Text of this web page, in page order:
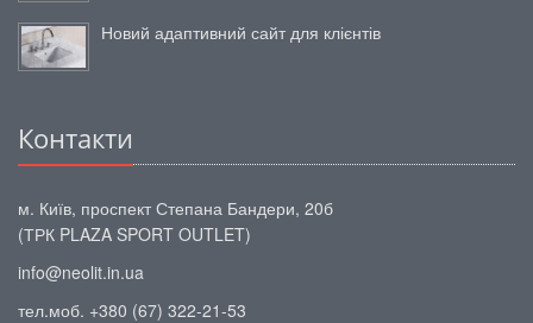
Новий адаптивний сайт для клієнтів
Контакти
м. Київ, проспект Степана Бандери, 20б
(ТРК PLAZA SPORT OUTLET)
info@neolit.in.ua
тел.моб. +380 (67) 322-21-53